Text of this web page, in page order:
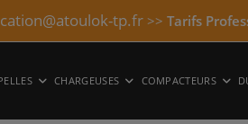
tp.fr>> Tarifs
CHARGEUSES COMPACTEURS